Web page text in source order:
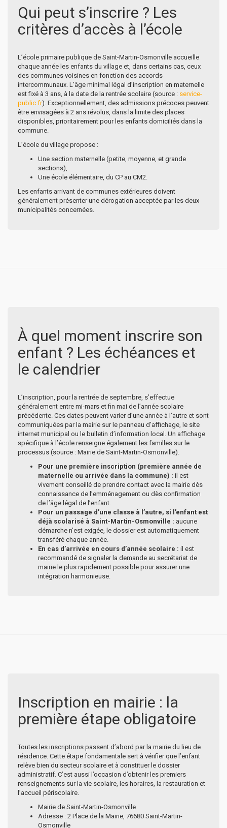
Qui peut s’inscrire ? Les
critères d’accès à l’école
L’école primaire publique de Saint-Martin-Osmonville accueille
chaque année les enfants du village et, dans certains cas, ceux
des communes voisines en fonction des accords
intercommunaux. L’âge minimal légal d’inscription en maternelle
est fixé à 3 ans, à la date de la rentrée scolaire (source : service-
public.fr). Exceptionnellement, des admissions précoces peuvent
être envisagées à 2 ans révolus, dans la limite des places
disponibles, prioritairement pour les enfants domiciliés dans la
commune.
L’école du village propose :
Une section maternelle (petite, moyenne, et grande
sections),
Une école élémentaire, du CP au CM2.
Les enfants arrivant de communes extérieures doivent
généralement présenter une dérogation acceptée par les deux
municipalités concernées.
À quel moment inscrire son
enfant ? Les échéances et
le calendrier
L’inscription, pour la rentrée de septembre, s’effectue
généralement entre mi-mars et fin mai de l’année scolaire
précédente. Ces dates peuvent varier d’une année à l’autre et sont
communiquées par la mairie sur le panneau d’affichage, le site
internet municipal ou le bulletin d’information local. Un affichage
spécifique à l’école renseigne également les familles sur le
processus (source : Mairie de Saint-Martin-Osmonville).
Pour une première inscription (première année de
maternelle ou arrivée dans la commune) : il est
vivement conseillé de prendre contact avec la mairie dès
connaissance de l’emménagement ou dès confirmation
de l’âge légal de l’enfant.
Pour un passage d’une classe à l’autre, si l’enfant est
déjà scolarisé à Saint-Martin-Osmonville : aucune
démarche n’est exigée, le dossier est automatiquement
transféré chaque année.
En cas d’arrivée en cours d’année scolaire : il est
recommandé de signaler la demande au secrétariat de
mairie le plus rapidement possible pour assurer une
intégration harmonieuse.
Inscription en mairie : la
première étape obligatoire
Toutes les inscriptions passent d’abord par la mairie du lieu de
résidence. Cette étape fondamentale sert à vérifier que l’enfant
relève bien du secteur scolaire et à constituer le dossier
administratif. C’est aussi l’occasion d’obtenir les premiers
renseignements sur la vie scolaire, les horaires, la restauration et
l’accueil périscolaire.
Mairie de Saint-Martin-Osmonville
Adresse : 2 Place de la Mairie, 76680 Saint-Martin-
Osmonville